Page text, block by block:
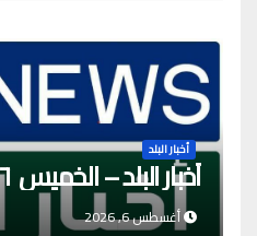
أخبار البلد
أخبار البلد – الخميس ٦ أغسطس ٢٠٢٦م
أغسطس 6, 2026